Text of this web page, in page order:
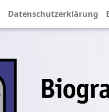
Datenschutzerklärung